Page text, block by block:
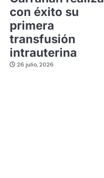
con éxito su
primera
transfusión
intrauterina
26 julio, 2026